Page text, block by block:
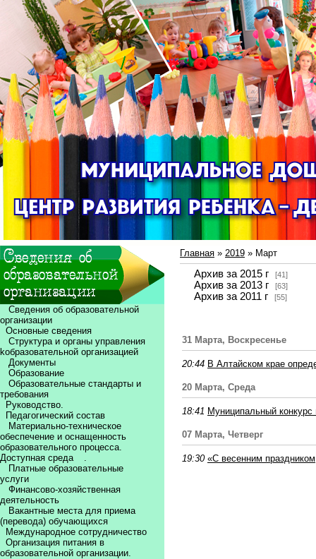
Сведения об образовательной
организации
Основные сведения
Структура и органы управления
kобразовательной организацией
Документы
Образование
Образовательные стандарты и
требования
Руководство.
Педагогический состав
Материально-техническое
обеспечение и оснащенность
образовательного процесса.
Доступная среда
.
Платные образовательные
услуги
Финансово-хозяйственная
деятельность
Вакантные места для приема
(перевода) обучающихся
Международное сотрудничество
Организация питания в
образовательной организации.
Главная » 2019 » Март
Архив за 2015 г [41]
Архив за 2013 г [63]
Архив за 2011 г [55]
31 Марта, Воскресенье
20:44 В Алтайском крае
20 Марта, Среда
18:41 Муниципальный конкурс
07 Марта, Четверг
19:30 «С весенним